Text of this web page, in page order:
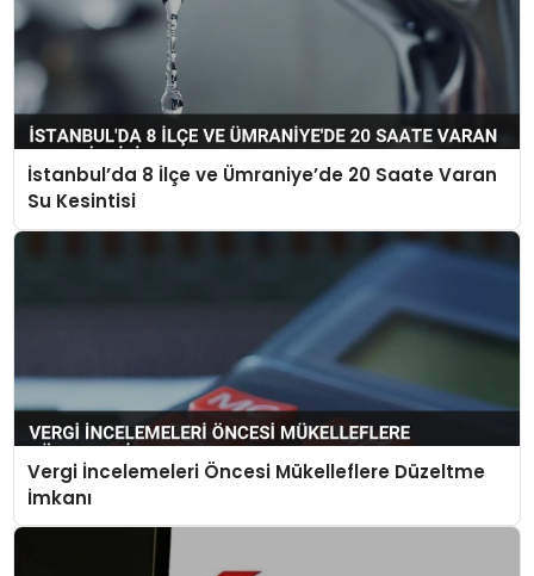
İstanbul’da 8 İlçe ve Ümraniye’de 20 Saate Varan
Su Kesintisi
Vergi İncelemeleri Öncesi Mükelleflere Düzeltme
İmkanı